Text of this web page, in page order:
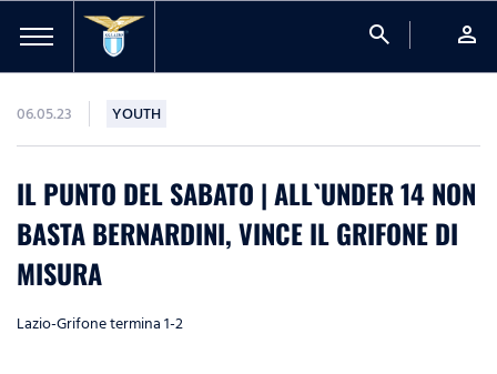
search person
06.05.23 YOUTH
IL PUNTO DEL SABATO | ALL`UNDER 14 NON
BASTA BERNARDINI, VINCE IL GRIFONE DI
MISURA
Lazio-Grifone termina 1-2